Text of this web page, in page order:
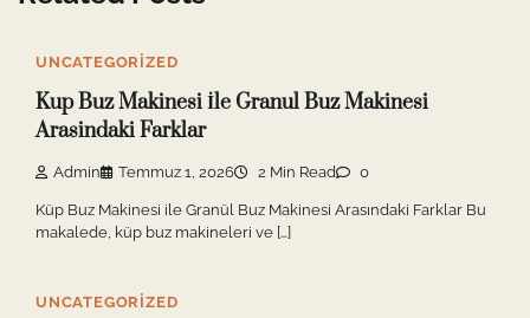
UNCATEGORIZED
Kup Buz Makinesi İle Granul Buz Makinesi
Arasindaki Farklar
Admin Temmuz 1, 2026 2 Min Read 0
Küp Buz Makinesi ile Granül Buz Makinesi Arasındaki Farklar Bu
makalede, küp buz makineleri ve […]
UNCATEGORIZED